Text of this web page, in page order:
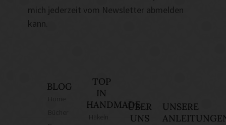
mich jederzeit vom Newsletter abmelden
kann.
BLOG
TOP
IN
HANDMADEÜBER
UNS
UNSERE